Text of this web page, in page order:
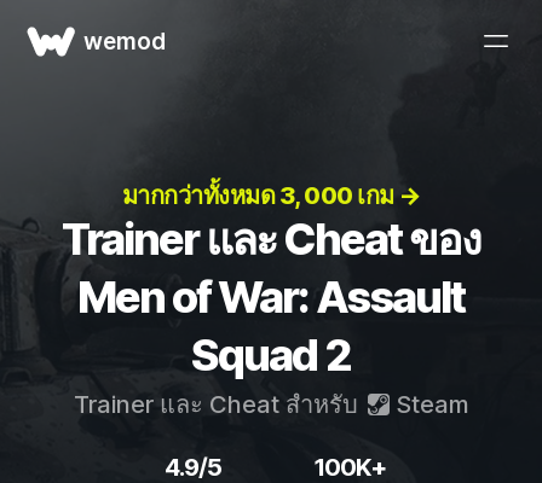
wemod
มากกว่าทั้งหมด 3, 000 เกม →
Trainer และ Cheat ของ
Men of War: Assault
Squad 2
Trainer และ Cheat สำหรับ Steam
4.9/5 100K+